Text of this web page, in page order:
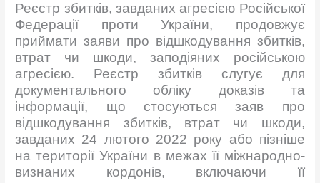
Реєстр збитків, завданих агресією Російської
Федерації проти України, продовжує
приймати заяви про відшкодування збитків,
втрат чи шкоди, заподіяних російською
агресією. Реєстр збитків слугує для
документального обліку доказів та
інформації, що стосуються заяв про
відшкодування збитків, втрат чи шкоди,
завданих 24 лютого 2022 року або пізніше
на території України в межах її міжнародно-
визнаних кордонів, включаючи її